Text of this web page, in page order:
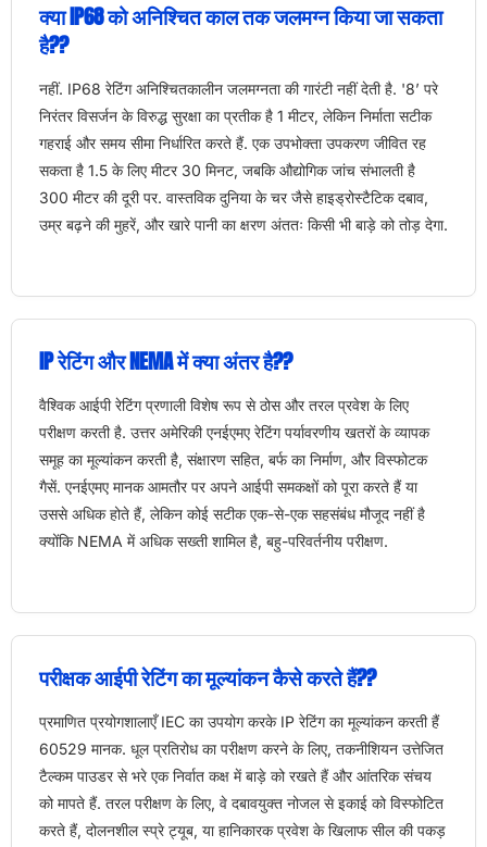
क्या IP68 को अनिश्चित काल तक जलमग्न किया जा सकता
है??
नहीं. IP68 रेटिंग अनिश्चितकालीन जलमग्नता की गारंटी नहीं देती है. '8’ परे
निरंतर विसर्जन के विरुद्ध सुरक्षा का प्रतीक है 1 मीटर, लेकिन निर्माता सटीक
गहराई और समय सीमा निर्धारित करते हैं. एक उपभोक्ता उपकरण जीवित रह
सकता है 1.5 के लिए मीटर 30 मिनट, जबकि औद्योगिक जांच संभालती है
300 मीटर की दूरी पर. वास्तविक दुनिया के चर जैसे हाइड्रोस्टैटिक दबाव,
उम्र बढ़ने की मुहरें, और खारे पानी का क्षरण अंततः किसी भी बाड़े को तोड़ देगा.
IP रेटिंग और NEMA में क्या अंतर है??
वैश्विक आईपी रेटिंग प्रणाली विशेष रूप से ठोस और तरल प्रवेश के लिए
परीक्षण करती है. उत्तर अमेरिकी एनईएमए रेटिंग पर्यावरणीय खतरों के व्यापक
समूह का मूल्यांकन करती है, संक्षारण सहित, बर्फ का निर्माण, और विस्फोटक
गैसें. एनईएमए मानक आमतौर पर अपने आईपी समकक्षों को पूरा करते हैं या
उससे अधिक होते हैं, लेकिन कोई सटीक एक-से-एक सहसंबंध मौजूद नहीं है
क्योंकि NEMA में अधिक सख्ती शामिल है, बहु-परिवर्तनीय परीक्षण.
परीक्षक आईपी रेटिंग का मूल्यांकन कैसे करते हैं??
प्रमाणित प्रयोगशालाएँ IEC का उपयोग करके IP रेटिंग का मूल्यांकन करती हैं
60529 मानक. धूल प्रतिरोध का परीक्षण करने के लिए, तकनीशियन उत्तेजित
टैल्कम पाउडर से भरे एक निर्वात कक्ष में बाड़े को रखते हैं और आंतरिक संचय
को मापते हैं. तरल परीक्षण के लिए, वे दबावयुक्त नोजल से इकाई को विस्फोटित
करते हैं, दोलनशील स्प्रे ट्यूब, या हानिकारक प्रवेश के खिलाफ सील की पकड़